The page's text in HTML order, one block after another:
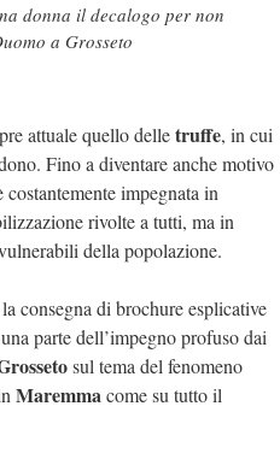
donna il decalogo per non
a Grosseto
attuale quello delletruffe, in cui
Fino a diventare anche motivo
impegnata in
rivolte a tutti, ma in
della popolazione.
consegna di brochure esplicative
parte dell’impegno profuso dai
sul tema del fenomeno
Maremmacome su tutto il